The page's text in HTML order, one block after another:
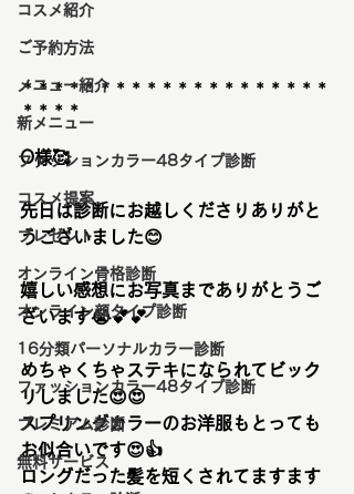
コスメ紹介
ご予約方法
メニュー紹介
新メニュー
ファッションカラー48タイプ診断
コスメ提案
プレゼント
オンライン骨格診断
オンライン顔タイプ診断
16分類パーソナルカラー診断
ファッションカラー48タイプ診断
プレミアム診断
無料サービス
＊＊＊＊＊＊＊＊＊＊＊＊＊＊＊＊＊＊＊＊
＊＊＊＊
O様🥰
先日は診断にお越しくださりありがと
うございました😊
嬉しい感想にお写真までありがとうご
ざいます😭💕💕
めちゃくちゃステキになられてビック
リしました😍😍
スプリングカラーのお洋服もとっても
お似合いです😍👍
ロングだった髪を短くされてますます